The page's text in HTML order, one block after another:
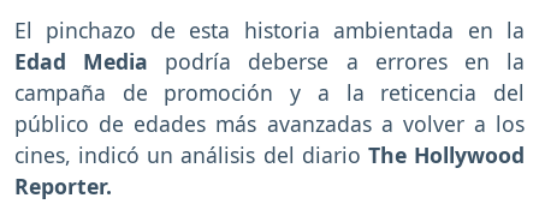
El pinchazo de esta historia ambientada en la
Edad Media podría deberse a errores en la
campaña de promoción y a la reticencia del
público de edades más avanzadas a volver a los
cines, indicó un análisis del diario The Hollywood
Reporter.